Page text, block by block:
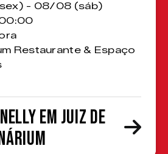
- 08/08 (sáb)
Restaurante & Espaço
em Juiz de